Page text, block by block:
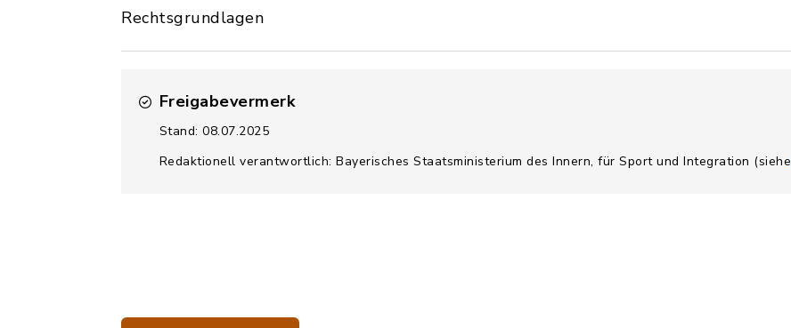
Rechtsgrundlagen
Freigabevermerk
Stand: 08.07.2025
Redaktionell verantwortlich: Bayerisches Staatsministerium des Innern, für Sport und Integration (siehe